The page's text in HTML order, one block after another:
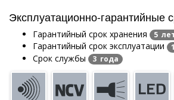
Эксплуатационно-гарантийные
Гарантийный срок хранения 5
Гарантийный срок эксплуатации
Срок службы 3 года